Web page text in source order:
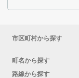
市区町村から探す
町名から探す
路線から探す